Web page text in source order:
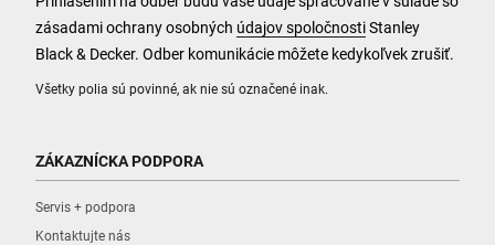
Všetky polia sú povinné, ak nie sú označené inak.
zásadami ochrany osobných údajov spoločnostiStanley
Black & Decker. Odber komunikácie môžete kedykoľvek zrušiť.
ZÁKAZNÍCKA PODPORA
Servis + podpora
Kontaktujte nás